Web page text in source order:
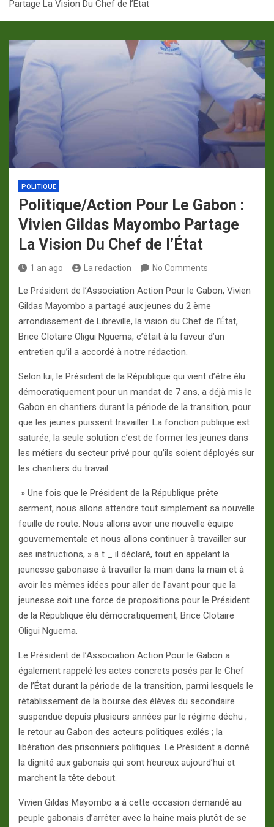
Partage La Vision Du Chef de l’État
POLITIQUE
Politique/Action Pour Le Gabon :
Vivien Gildas Mayombo Partage
La Vision Du Chef de l’État
1 an ago La redaction No Comments
Le Président de l’Association Action Pour le Gabon, Vivien
Gildas Mayombo a partagé aux jeunes du 2 ème
arrondissement de Libreville, la vision du Chef de l’État,
Brice Clotaire Oligui Nguema, c’était à la faveur d’un
entretien qu’il a accordé à notre rédaction.
Selon lui, le Président de la République qui vient d’être élu
démocratiquement pour un mandat de 7 ans, a déjà mis le
Gabon en chantiers durant la période de la transition, pour
que les jeunes puissent travailler. La fonction publique est
saturée, la seule solution c’est de former les jeunes dans
les métiers du secteur privé pour qu’ils soient déployés sur
les chantiers du travail.
» Une fois que le Président de la République prête
serment, nous allons attendre tout simplement sa nouvelle
feuille de route. Nous allons avoir une nouvelle équipe
gouvernementale et nous allons continuer à travailler sur
ses instructions, » a t _ il déclaré, tout en appelant la
jeunesse gabonaise à travailler la main dans la main et à
avoir les mêmes idées pour aller de l’avant pour que la
jeunesse soit une force de propositions pour le Président
de la République élu démocratiquement, Brice Clotaire
Oligui Nguema.
Le Président de l’Association Action Pour le Gabon a
également rappelé les actes concrets posés par le Chef
de l’État durant la période de la transition, parmi lesquels le
rétablissement de la bourse des élèves du secondaire
suspendue depuis plusieurs années par le régime déchu ;
le retour au Gabon des acteurs politiques exilés ; la
libération des prisonniers politiques. Le Président a donné
la dignité aux gabonais qui sont heureux aujourd’hui et
marchent la tête debout.
Vivien Gildas Mayombo a à cette occasion demandé au
peuple gabonais d’arrêter avec la haine mais plutôt de se
p